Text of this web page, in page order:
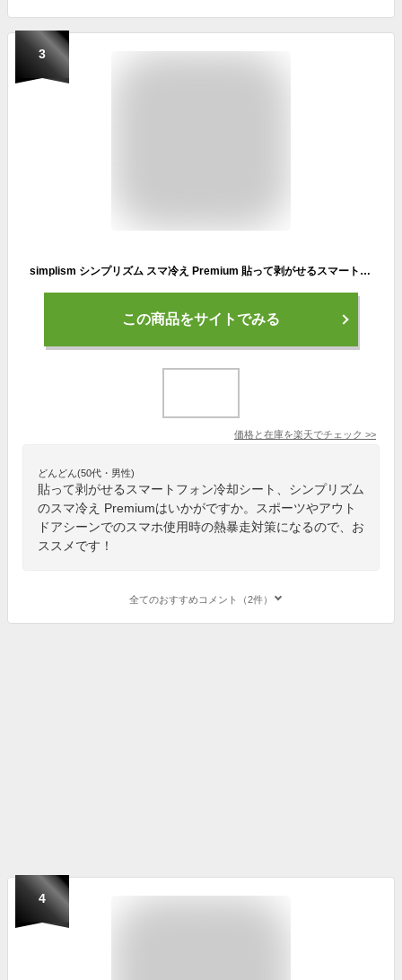
3
simplism シンプリズム スマ冷え Premium 貼って剥がせるスマートフォン冷却シート 蓄熱1.5倍 ホワイト TR-SHPS-WH
この商品をサイトでみる
価格と在庫を楽天でチェック >>
どんどん(50代・男性)
貼って剥がせるスマートフォン冷却シート、シンプリズム
のスマ冷え Premiumはいかがですか。スポーツやアウト
ドアシーンでのスマホ使用時の熱暴走対策になるので、お
ススメです！
全てのおすすめコメント（2件）
4